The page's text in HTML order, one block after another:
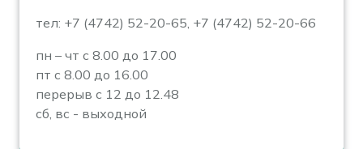
тел: +7 (4742) 52-20-65, +7 (4742) 52-20-66
пн – чт с 8.00 до 17.00
пт с 8.00 до 16.00
перерыв с 12 до 12.48
сб, вс - выходной